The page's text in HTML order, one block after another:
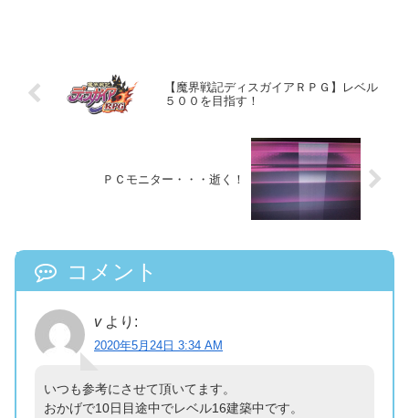
【魔界戦記ディスガイアＲＰＧ】レベル
５００を目指す！
ＰＣモニター・・・逝く！
コメント
v より:
2020年5月24日 3:34 AM
いつも参考にさせて頂いてます。
おかげで10日目途中でレベル16建築中です。